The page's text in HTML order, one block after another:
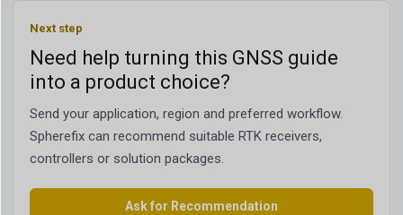
Next step
Need help turning this GNSS guide
into a product choice?
Send your application, region and preferred workflow.
Spherefix can recommend suitable RTK receivers,
controllers or solution packages.
Ask for Recommendation